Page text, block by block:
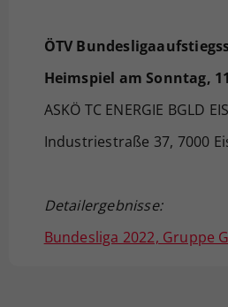
ÖTV
Heimspiel am Sonntag,
ASKÖ TC ENERGIE BGLD
Industriestraße 37, 7000
Detailergebnisse:
Bundesliga 2022, Gruppe